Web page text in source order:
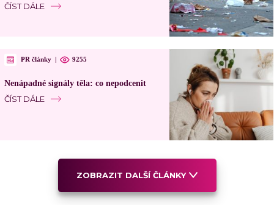
ČÍST DÁLE
PR články | 9255
Nenápadné signály těla: co nepodcenit
ČÍST DÁLE
ZOBRAZIT DALŠÍ ČLÁNKY